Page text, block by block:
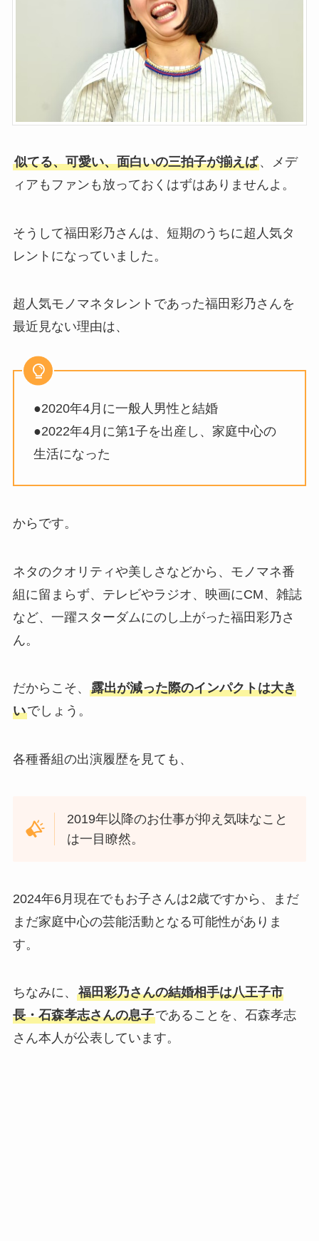
似てる、可愛い、面白いの三拍子が揃えば、メデ
ィアもファンも放っておくはずはありませんよ。
そうして福田彩乃さんは、短期のうちに超人気タ
レントになっていました。
超人気モノマネタレントであった福田彩乃さんを
最近見ない理由は、
●2020年4月に一般人男性と結婚
●2022年4月に第1子を出産し、家庭中心の
生活になった
からです。
ネタのクオリティや美しさなどから、モノマネ番
組に留まらず、テレビやラジオ、映画にCM、雑誌
など、一躍スターダムにのし上がった福田彩乃さ
ん。
だからこそ、 露出が減った際のインパクトは大き
いでしょう。
各種番組の出演履歴を見ても、
2019年以降のお仕事が抑え気味なこと
は一目瞭然。
2024年6月現在でもお子さんは2歳ですから、まだ
まだ家庭中心の芸能活動となる可能性がありま
す。
ちなみに、 福田彩乃さんの結婚相手は八王子市
長・石森孝志さんの息子であることを、石森孝志
さん本人が公表しています。